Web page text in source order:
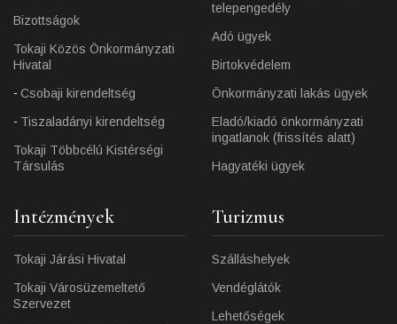
Bizottságok
Tokaji Közös Önkormányzati
Hivatal
Csobaji kirendeltség
Tiszaladányi kirendeltség
Tokaji Többcélú Kistérségi
Társulás
telepengedély
Adó ügyek
Birtokvédelem
Önkormányzati lakás ügyek
Eladó/kiadó önkormányzati
ingatlanok (frissítés alatt)
Hagyatéki ügyek
Intézmények
Tokaji Járási Hivatal
Tokaji Városüzemeltető
Szervezet
Turizmus
Szálláshelyek
Vendéglátók
Lehetőségek